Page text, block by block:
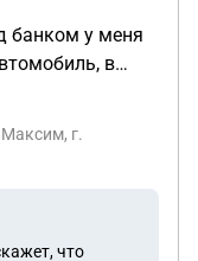
банком у меня
в
разговоре с
адрес в
в полицию в
г.
что